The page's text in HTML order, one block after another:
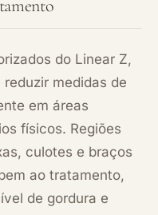
do Linear Z,
medidas de
em áreas
físicos. Regiões
culotes e braços
ao tratamento,
de gordura e